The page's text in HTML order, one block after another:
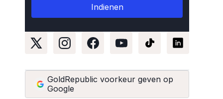
GoldRepublic voorkeur geven op
Google